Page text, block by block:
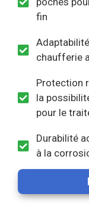
fin
chaufferie
Protection
la
pour le
Durabilité
à la